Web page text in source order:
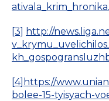
[3] http://
[4] https://
bolee-15-tyisyach-